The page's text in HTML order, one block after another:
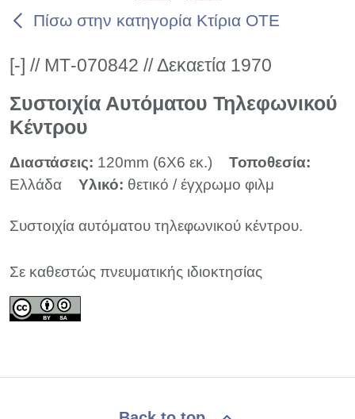
Πίσω στην κατηγορία Κτίρια ΟΤΕ
[-] // ΜΤ-070842 // Δεκαετία 1970
Συστοιχία Αυτόματου Τηλεφωνικού
Κέντρου
Διαστάσεις: 120mm (6X6 εκ.)
Τοποθεσία:
Ελλάδα
Υλικό: θετικό / έγχρωμο φιλμ
Συστοιχία αυτόματου τηλεφωνικού κέντρου.
Σε καθεστώς πνευματικής ιδιοκτησίας